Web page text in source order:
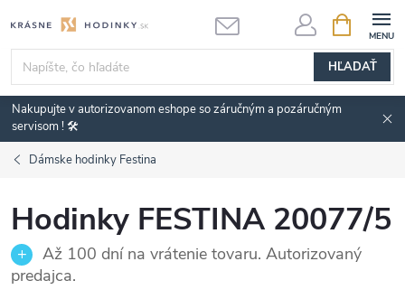
na
obsah
HĽADAŤ
KOŠÍK
Nakupujte v autorizovanom eshope so záručným a pozáručným
servisom ! 🛠️
Dámske hodinky Festina
Hodinky FESTINA 20077/5
Až 100 dní na vrátenie tovaru. Autorizovaný
predajca.